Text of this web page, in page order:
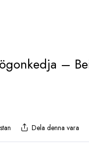
–
Dela denna vara